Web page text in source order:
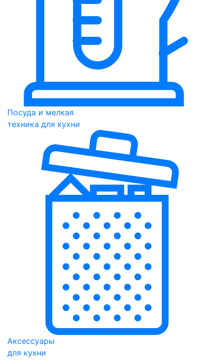
Посуда и мелкая
техника для кухни
Аксессуары
для кухни